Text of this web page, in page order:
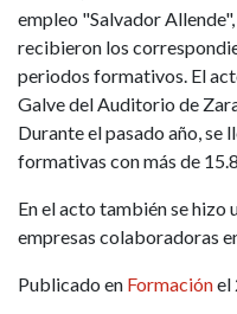
empleo "Salvador
recibieron los
periodos formativos. El
Galve del Auditorio de
Durante el pasado año, se
formativas con más de
En el acto también se hizo
empresas colaboradoras
Publicado en Formaciónel